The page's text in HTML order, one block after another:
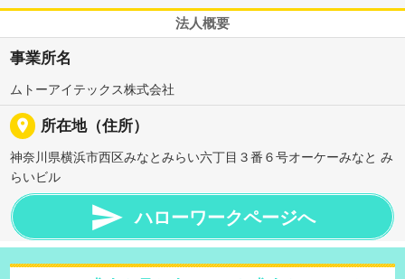
法人概要
事業所名
ムトーアイテックス株式会社
place 所在地（住所）
神奈川県横浜市西区みなとみらい六丁目３番６号オーケーみなと み
らいビル
 ハローワークページへ